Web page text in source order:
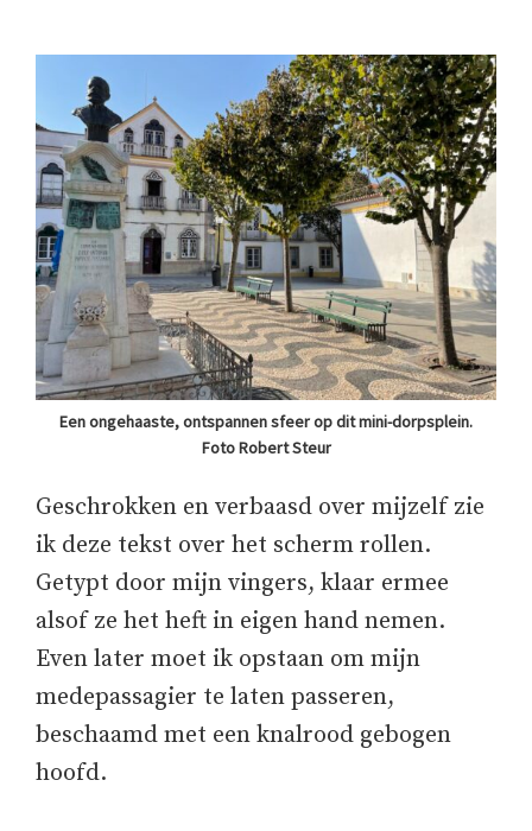
Een ongehaaste, ontspannen sfeer op dit mini-dorpsplein.
Foto Robert Steur
Geschrokken en verbaasd over mijzelf zie
ik deze tekst over het scherm rollen.
Getypt door mijn vingers, klaar ermee
alsof ze het heft in eigen hand nemen.
Even later moet ik opstaan om mijn
medepassagier te laten passeren,
beschaamd met een knalrood gebogen
hoofd.